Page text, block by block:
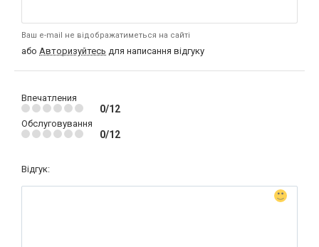
Ваш e-mail не відображатиметься на сайті
або Авторизуйтесь для написання відгуку
Впечатления
0/12
Обслуговування
0/12
Відгук: